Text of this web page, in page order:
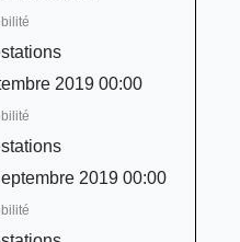
2019 00:00
2019 00:00